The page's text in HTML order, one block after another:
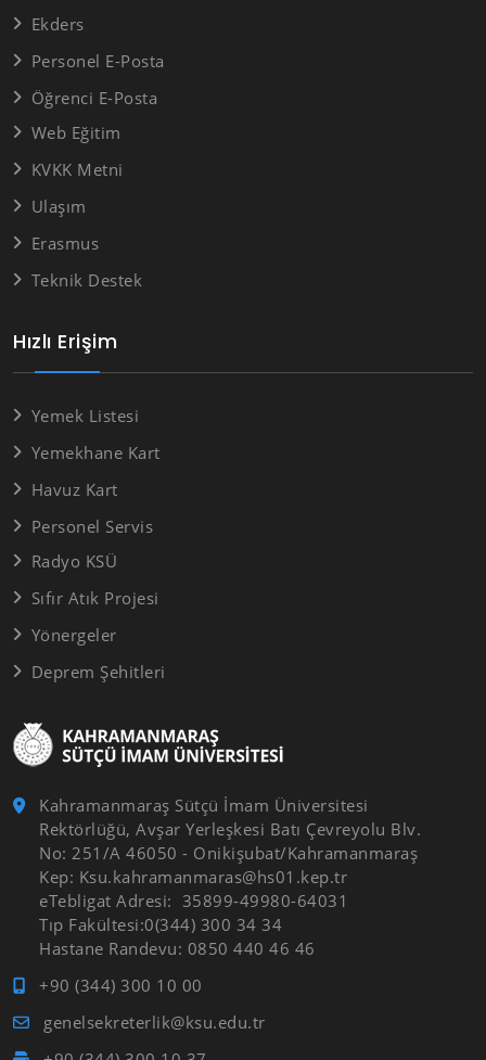
Kahramanmaraş Sütçü İmam Üniversitesi
Rektörlüğü, Avşar Yerleşkesi Batı Çevreyolu Blv.
No: 251/A 46050 - Onikişubat/Kahramanmaraş
Kep: Ksu.kahramanmaras@hs01.kep.tr
eTebligat Adresi: 35899-49980-64031
Tıp Fakültesi:0(344) 300 34 34
Hastane Randevu: 0850 440 46 46
+90 (344) 300 10 00
genelsekreterlik@ksu.edu.tr
Hızlı Erişim
Yemek Listesi
Yemekhane Kart
Havuz Kart
Personel Servis
Radyo KSÜ
Sıfır Atık Projesi
Yönergeler
Deprem Şehitleri
Ekders
Personel E-Posta
Öğrenci E-Posta
Web Eğitim
KVKK Metni
Ulaşım
Erasmus
Teknik Destek